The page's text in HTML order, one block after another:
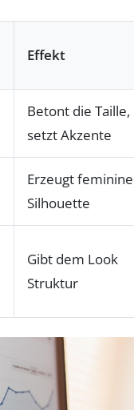
Effekt
Betont die Taille,
setzt Akzente
Erzeugt feminine
Silhouette
Gibt dem Look
Struktur